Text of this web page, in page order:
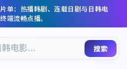
单：热播韩剧、连载日剧与日韩电
端流畅点播。
搜索